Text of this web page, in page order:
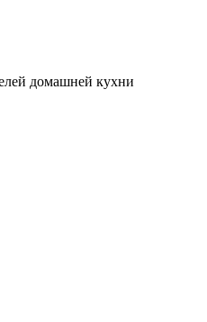
домашней кухни